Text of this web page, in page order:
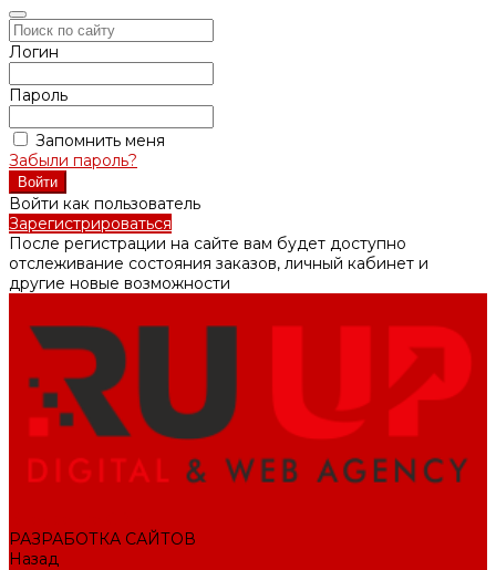
Логин
Пароль
Запомнить меня
Забыли пароль?
Войти как пользователь
Зарегистрироваться
После регистрации на сайте вам будет доступно
отслеживание состояния заказов, личный кабинет и
другие новые возможности
РАЗРАБОТКА САЙТОВ
Назад